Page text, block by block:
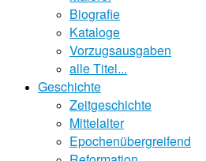
Biografie
Kataloge
Vorzugsausgaben
alle Titel...
Geschichte
Zeitgeschichte
Mittelalter
Epochenübergreifend